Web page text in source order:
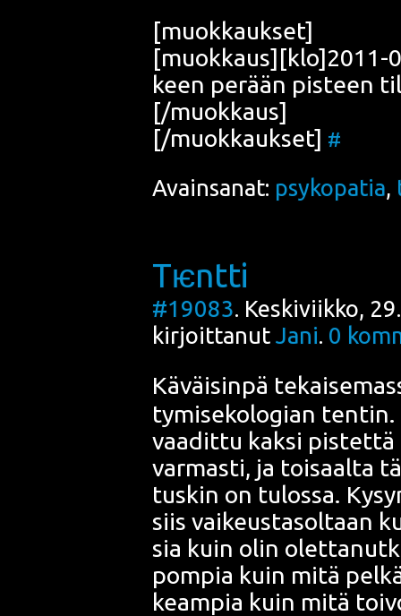
[muok­kauk­set]
keen perään pis­teen
[/muokkaus]
[/muokkaukset] #
Avainsanat: psykopatia,
Tѥntti
#19083. Keskiviikko,
kirjoittanut Jani. 0
Käväi­sin­pä
ty­mi­se­ko­lo­gian ten­tin.
vaa­dit­tu kak­si pis­tet­tä
var­mas­ti, ja toi­saal­ta
tus­kin on tulos­sa.
siis vai­keus­ta­sol­taan
sia kuin olin
pom­pia kuin mitä
keam­pia kuin mitä